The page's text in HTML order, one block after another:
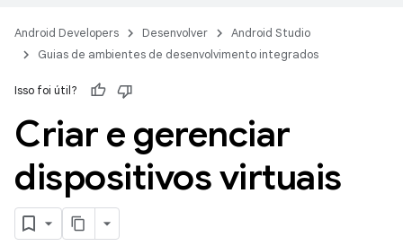
Android Developers Desenvolver
Android Studio
Guias de ambientes de desenvolvimento integrados
Isso foi útil?
Criar e gerenciar
dispositivos virtuais